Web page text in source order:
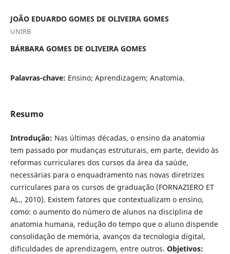
JOÃO EDUARDO GOMES DE OLIVEIRA GOMES
UNIRB
BÁRBARA GOMES DE OLIVEIRA GOMES
Palavras-chave: Ensino; Aprendizagem; Anatomia.
Resumo
Introdução: Nas últimas décadas, o ensino da anatomia
tem passado por mudanças estruturais, em parte, devido às
reformas curriculares dos cursos da área da saúde,
necessárias para o enquadramento nas novas diretrizes
curriculares para os cursos de graduação (FORNAZIERO ET
AL., 2010). Existem fatores que contextualizam o ensino,
como: o aumento do número de alunos na disciplina de
anatomia humana, redução do tempo que o aluno dispende
consolidação de memória, avanços da tecnologia digital,
dificuldades de aprendizagem, entre outros. Objetivos: